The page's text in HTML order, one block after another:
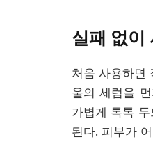
실패 없이
처음 사용하면
울의 세럼을
가볍게 톡톡
된다. 피부가